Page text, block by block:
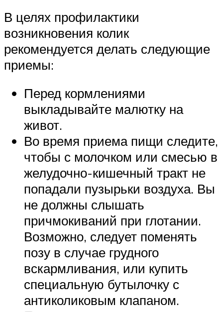
В целях профилактики
возникновения колик
рекомендуется делать следующие
приемы:
Перед кормлениями
выкладывайте малютку на
живот.
Во время приема пищи следите,
чтобы с молочком или смесью в
желудочно-кишечный тракт не
попадали пузырьки воздуха. Вы
не должны слышать
причмокиваний при глотании.
Возможно, следует поменять
позу в случае грудного
вскармливания, или купить
специальную бутылочку с
антиколиковым клапаном.